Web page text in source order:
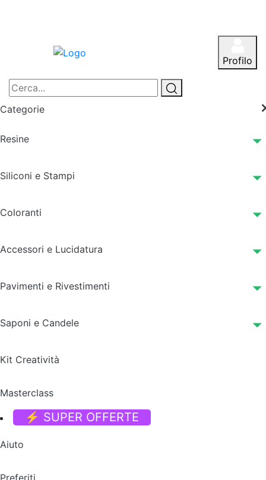
Profilo
Categorie
Resine
Siliconi e Stampi
Coloranti
Accessori e Lucidatura
Pavimenti e Rivestimenti
Saponi e Candele
Kit Creatività
Masterclass
⚡ SUPER OFFERTE
Aiuto
Preferiti